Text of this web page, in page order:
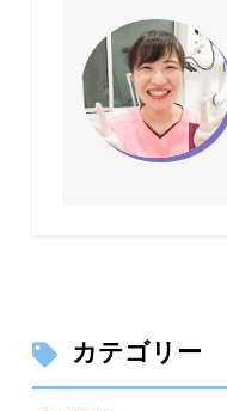
カテゴリー